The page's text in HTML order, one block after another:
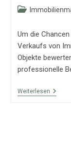
Beitrags-
Um die
Verkaufs von
Objekte
professionelle
Weiterlesen